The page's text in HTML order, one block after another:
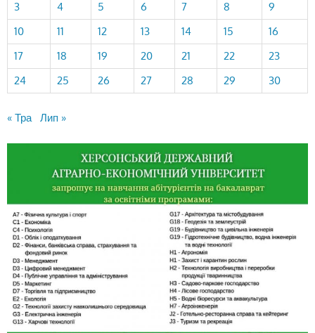
3
4 5 6 7 8
9
10
11 12 13 14 15
16
17
18 19 20 21 22
23
24
25 26 27 28 29 30
« Тра Лип »